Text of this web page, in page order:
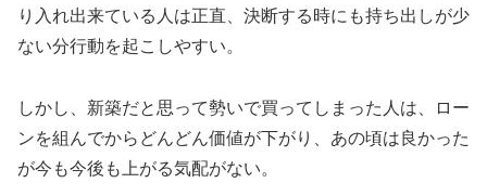
り入れ出来ている人は正直、決断する時にも持ち出しが少
ない分行動を起こしやすい。
しかし、新築だと思って勢いで買ってしまった人は、ロー
ンを組んでからどんどん価値が下がり、あの頃は良かった
が今も今後も上がる気配がない。